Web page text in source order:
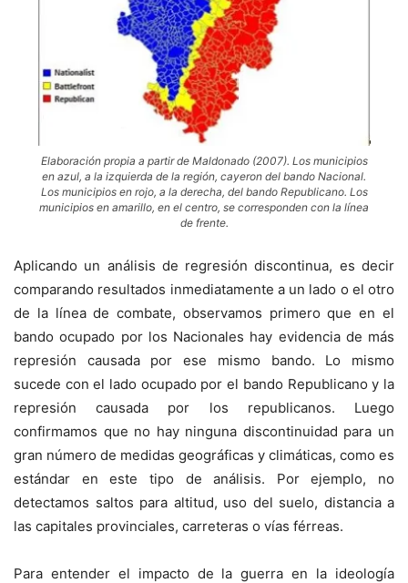
Elaboración propia a partir de Maldonado (2007). Los municipios
en azul, a la izquierda de la región, cayeron del bando Nacional.
Los municipios en rojo, a la derecha, del bando Republicano. Los
municipios en amarillo, en el centro, se corresponden con la línea
de frente.
Aplicando un análisis de regresión discontinua, es decir
comparando resultados inmediatamente a un lado o el otro
de la línea de combate, observamos primero que en el
bando ocupado por los Nacionales hay evidencia de más
represión causada por ese mismo bando. Lo mismo
sucede con el lado ocupado por el bando Republicano y la
represión causada por los republicanos. Luego
confirmamos que no hay ninguna discontinuidad para un
gran número de medidas geográficas y climáticas, como es
estándar en este tipo de análisis. Por ejemplo, no
detectamos saltos para altitud, uso del suelo, distancia a
las capitales provinciales, carreteras o vías férreas.
Para entender el impacto de la guerra en la ideología